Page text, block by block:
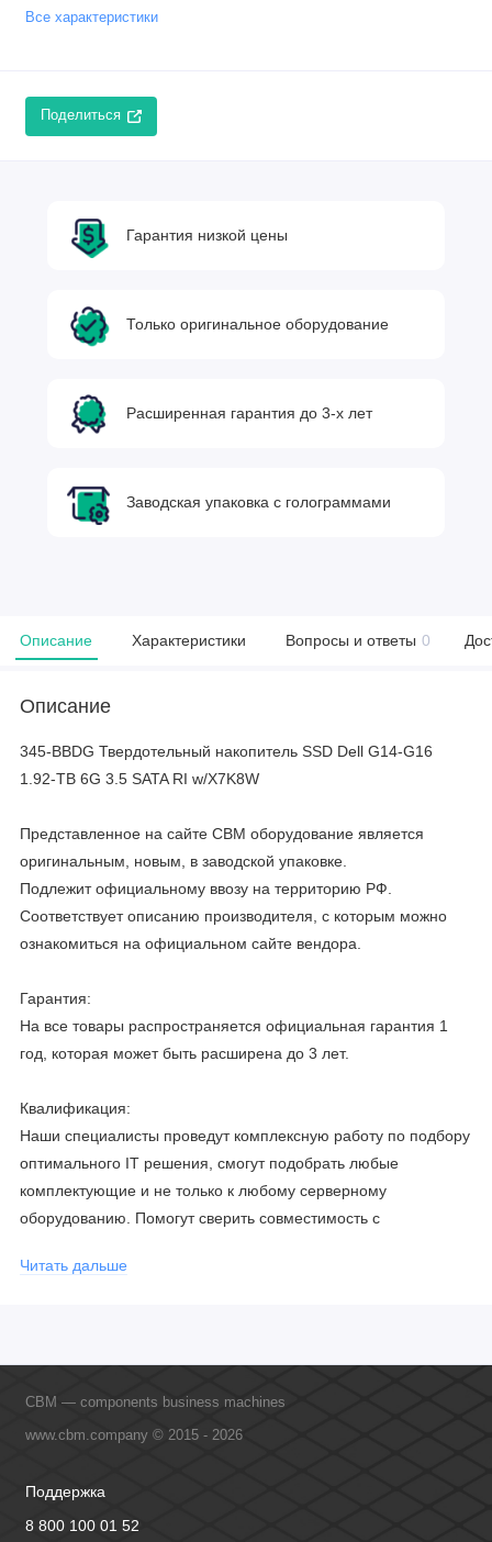
Все характеристики
Поделиться
Гарантия низкой цены
Только оригинальное оборудование
Расширенная гарантия до 3-х лет
Заводская упаковка с голограммами
Описание Характеристики Вопросы и ответы 0
Описание
345-BBDG Твердотельный накопитель SSD Dell G14-G16
1.92-TB 6G 3.5 SATA RI w/X7K8W
Представленное на сайте CBM оборудование является
оригинальным, новым, в заводской упаковке.
Подлежит официальному ввозу на территорию РФ.
Соответствует описанию производителя, с которым можно
ознакомиться на официальном сайте вендора.
Гарантия:
На все товары распространяется официальная гарантия 1
год, которая может быть расширена до 3 лет.
Квалификация:
Наши специалисты проведут комплексную работу по подбору
оптимального IT решения, смогут подобрать любые
комплектующие и не только к любому серверному
оборудованию. Помогут сверить совместимость с
официальными производителями и проводим регулярное
Читать дальше
CBM — components business machines
www.cbm.company © 2015 - 2026
Поддержка
8 800 100 01 52